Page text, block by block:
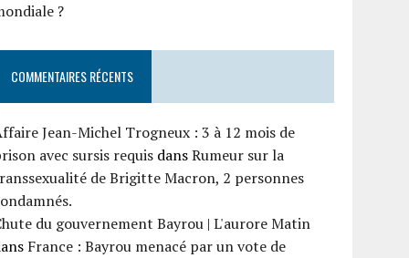
?
COMMENTAIRES RÉCENTS
Jean-Michel Trogneux : 3 à 12 mois de
avec sursis requis dansRumeur sur la
de Brigitte Macron, 2 personnes
du gouvernement Bayrou | L'aurore Matin
France : Bayrou menacé par un vote de